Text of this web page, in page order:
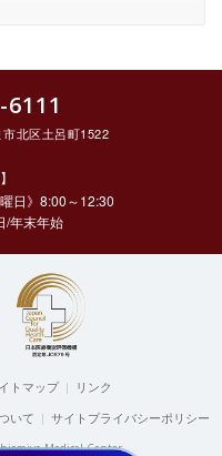
北区土呂町1522
日》8:00～12:30
/年末年始
トマップ| リンク
いて | サイトプライバシーポリシー
Medical Center.